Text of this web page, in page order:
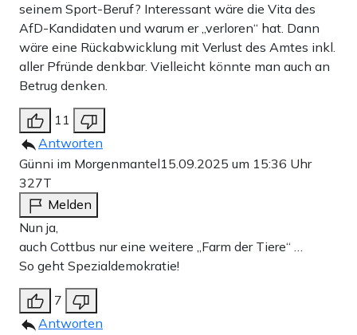
seinem Sport-Beruf? Interessant wäre die Vita des
AfD-Kandidaten und warum er „verloren“ hat. Dann
wäre eine Rückabwicklung mit Verlust des Amtes inkl.
aller Pfründe denkbar. Vielleicht könnte man auch an
Betrug denken.
11
Antworten
Günni im Morgenmantel15.09.2025 um 15:36 Uhr
327T
Melden
Nun ja,
auch Cottbus nur eine weitere „Farm der Tiere“ …
So geht Spezialdemokratie!
7
Antworten